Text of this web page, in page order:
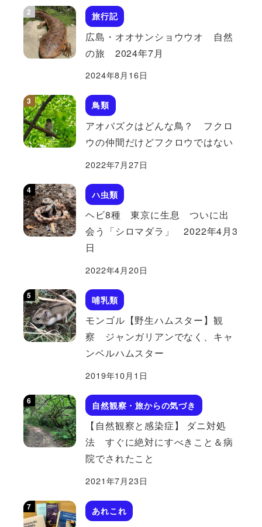
旅行記
広島・オオサンショウウオ 自然
の旅 2024年7月
2024年8月16日
鳥類
アオバズクはどんな鳥？ フクロ
ウの仲間だけどフクロウではない
2022年7月27日
ハ虫類
ヘビ8種 東京に生息 ついに出
会う「シロマダラ」 2022年4月3
日
2022年4月20日
哺乳類
モンゴル【野生ハムスター】観
察 ジャンガリアンでなく、キャ
ンベルハムスター
2019年10月1日
自然観察・旅からの気づき
【自然観察と感染症】 ダニ対処
法 すぐに絶対にすべきこと＆病
院でされたこと
2021年7月23日
あれこれ